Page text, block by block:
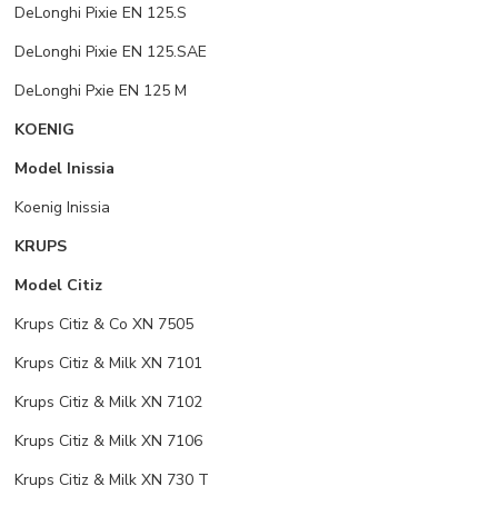
DeLonghi Pixie EN 125.S
DeLonghi Pixie EN 125.SAE
DeLonghi Pxie EN 125 M
KOENIG
Model Inissia
Koenig Inissia
KRUPS
Model Citiz
Krups Citiz & Co XN 7505
Krups Citiz & Milk XN 7101
Krups Citiz & Milk XN 7102
Krups Citiz & Milk XN 7106
Krups Citiz & Milk XN 730 T